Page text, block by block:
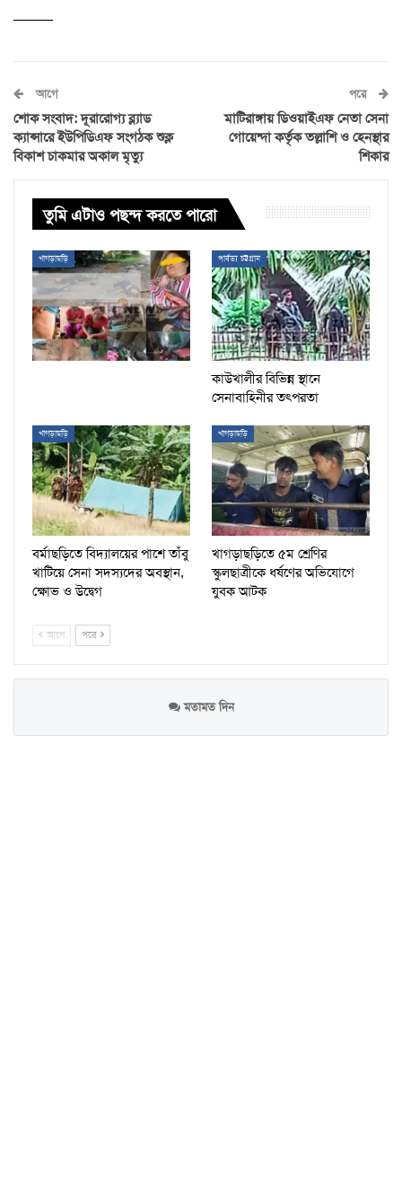
——
আগে
শোক সংবাদ: দূরারোগ্য ব্ল্যাড
ক্যান্সারে ইউপিডিএফ সংগঠক শুক্ল
বিকাশ চাকমার অকাল মৃত্যু
পরে
মাটিরাঙ্গায় ডিওয়াইএফ নেতা সেনা
গোয়েন্দা কর্তৃক তল্লাশি ও হেনস্থার
শিকার
তুমি এটাও পছন্দ করতে পারো
খাগড়াছড়ি পার্বত্য চট্টগ্রাম
কাউখালীর বিভিন্ন স্থানে
সেনাবাহিনীর তৎপরতা
খাগড়াছড়ি
বর্মাছড়িতে বিদ্যালয়ের পাশে তাঁবু
খাটিয়ে সেনা সদস্যদের অবস্থান,
ক্ষোভ ও উদ্বেগ
খাগড়াছড়ি
খাগড়াছড়িতে ৫ম শ্রেণির
স্কুলছাত্রীকে ধর্ষণের অভিযোগে
যুবক আটক
আগে পরে
মতামত দিন